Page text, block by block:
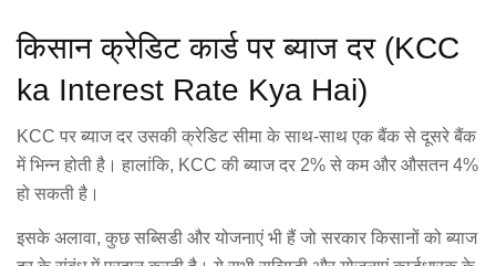
किसान क्रेडिट कार्ड पर ब्याज दर (KCC
ka Interest Rate Kya Hai)
KCC पर ब्याज दर उसकी क्रेडिट सीमा के साथ-साथ एक बैंक से दूसरे बैंक
में भिन्न होती है। हालांकि, KCC की ब्याज दर 2% से कम और औसतन 4%
हो सकती है।
इसके अलावा, कुछ सब्सिडी और योजनाएं भी हैं जो सरकार किसानों को ब्याज